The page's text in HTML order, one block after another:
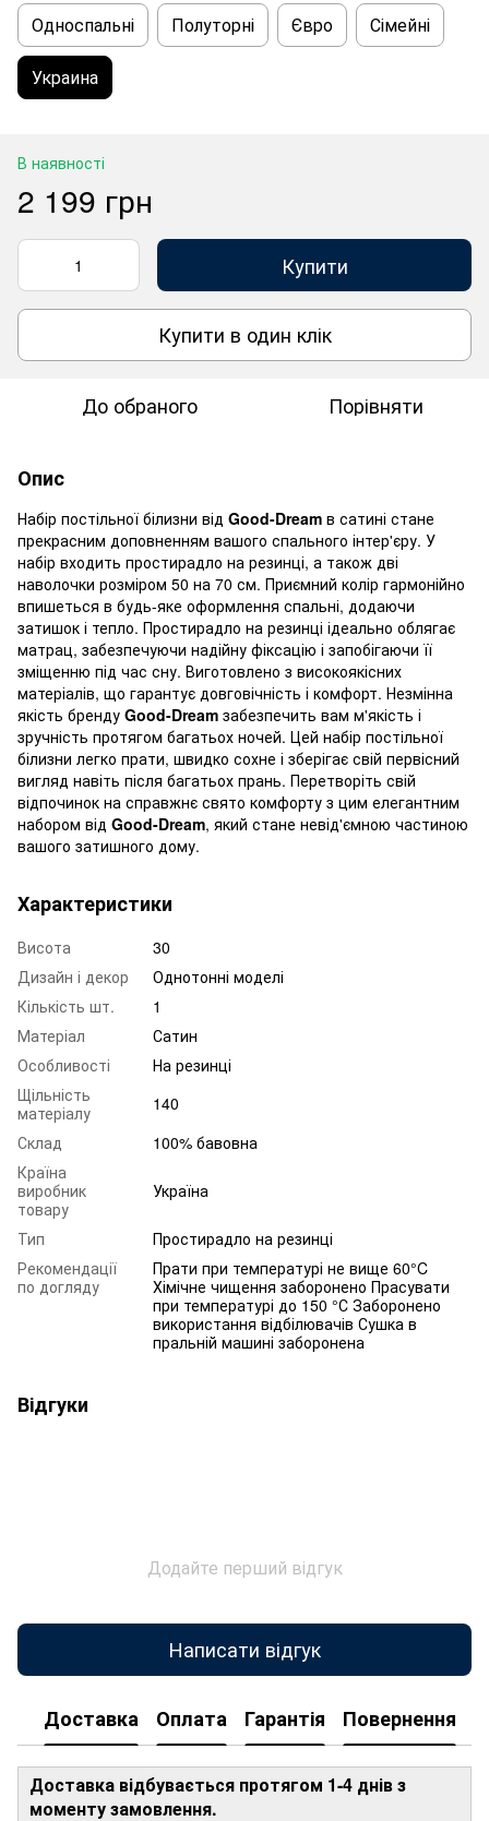
Односпальні Полуторні Євро Сімейні
Украина
В наявності
2 199 грн
Купити
Купити в один клік
До обраного Порівняти
Опис
Набір постільної білизни від Good-Dream в сатині стане
прекрасним доповненням вашого спального інтер'єру. У
набір входить простирадло на резинці, а також дві
наволочки розміром 50 на 70 см. Приємний колір гармонійно
впишеться в будь-яке оформлення спальні, додаючи
затишок і тепло. Простирадло на резинці ідеально облягає
матрац, забезпечуючи надійну фіксацію і запобігаючи її
зміщенню під час сну. Виготовлено з високоякісних
матеріалів, що гарантує довговічність і комфорт. Незмінна
якість бренду Good-Dream забезпечить вам м'якість і
зручність протягом багатьох ночей. Цей набір постільної
білизни легко прати, швидко сохне і зберігає свій первісний
вигляд навіть після багатьох прань. Перетворіть свій
відпочинок на справжнє свято комфорту з цим елегантним
набором від Good-Dream, який стане невід'ємною частиною
вашого затишного дому.
Характеристики
Висота
30
Дизайн і декор
Однотонні моделі
Кількість шт.
1
Матеріал
Сатин
Особливості
На резинці
Щільність
матеріалу
140
Склад
100% бавовна
Країна
виробник
товару
Україна
Тип
Простирадло на резинці
Рекомендації
по догляду
Прати при температурі не вище 60°C
Хімічне чищення заборонено Прасувати
при температурі до 150 °С Заборонено
використання відбілювачів Сушка в
пральній машині заборонена
Відгуки
Додайте перший відгук
Написати відгук
Доставка Оплата Гарантія Повернення
Доставка відбувається протягом 1-4 днів з
моменту замовлення.